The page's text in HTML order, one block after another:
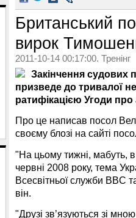
Британський
вирок
2011-10-14 00:17:00. Тренінг
Закінчення судових
призведе до тривалої
ратифікацією Угоди про
Про це написав посол
своєму блозі на сайті
"На цьому тижні, мабуть,
червні 2008 року, тема
Всесвітньої служби BBC
він.
"Друзі зв’язуються зі